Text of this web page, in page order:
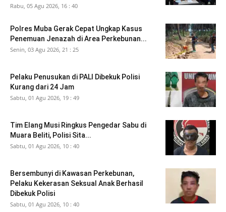
Rabu, 05 Agu 2026, 16 : 40
Polres Muba Gerak Cepat Ungkap Kasus
Penemuan Jenazah di Area Perkebunan...
Senin, 03 Agu 2026, 21 : 25
Pelaku Penusukan di PALI Dibekuk Polisi
Kurang dari 24 Jam
Sabtu, 01 Agu 2026, 19 : 49
Tim Elang Musi Ringkus Pengedar Sabu di
Muara Beliti, Polisi Sita...
Sabtu, 01 Agu 2026, 10 : 40
Bersembunyi di Kawasan Perkebunan,
Pelaku Kekerasan Seksual Anak Berhasil
Dibekuk Polisi
Sabtu, 01 Agu 2026, 10 : 40